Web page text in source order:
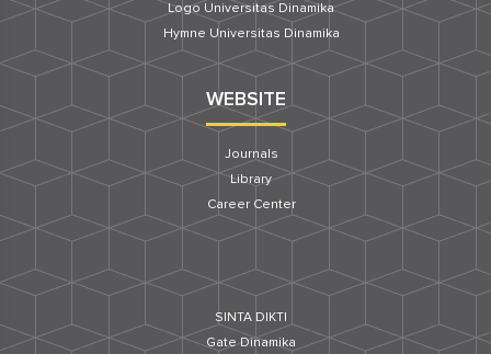
Logo Universitas Dinamika
Hymne Universitas Dinamika
WEBSITE
Journals
Library
Career Center
SINTA DIKTI
Gate Dinamika